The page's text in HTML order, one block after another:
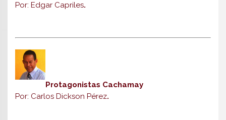
Por: Edgar Capriles.
Protagonistas Cachamay
Por: Carlos Dickson Pérez.